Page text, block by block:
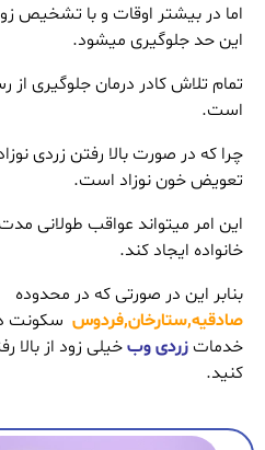
اما در بیشتر اوقات و با تشخیص
این حد جلوگیری میشود.
تمام تلاش کادر درمان جلوگیری از
است.
تعویض خون نوزاد است.
این امر میتواند عواقب طولانی مدت
خانواده ایجاد کند.
بنابر این در صورتی که در محدوده
صادقیه,ستارخان,فردوس سکونت
خدمات زردی وبخیلی زود از بالا
کنید.